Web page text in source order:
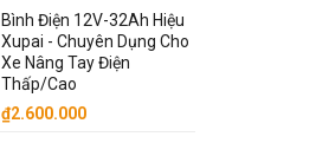
là:
₫5.300.000.
tại
là:
Bình Điện 12V-32Ah Hiệu
Xupai - Chuyên Dụng Cho
Xe Nâng Tay Điện
Thấp/Cao
₫2.600.000